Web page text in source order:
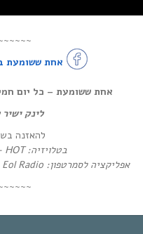
אחת ששומעת
אחת ששומעת – כל יום חמישי,
לינק
להאזנה
בטלויזיה: HOT – ערוץ 87 | YES – ערוץ 71
אפליקציה לסמרטפון: Eol Radio (אנדרואיד/אייפון) או באפליקציית